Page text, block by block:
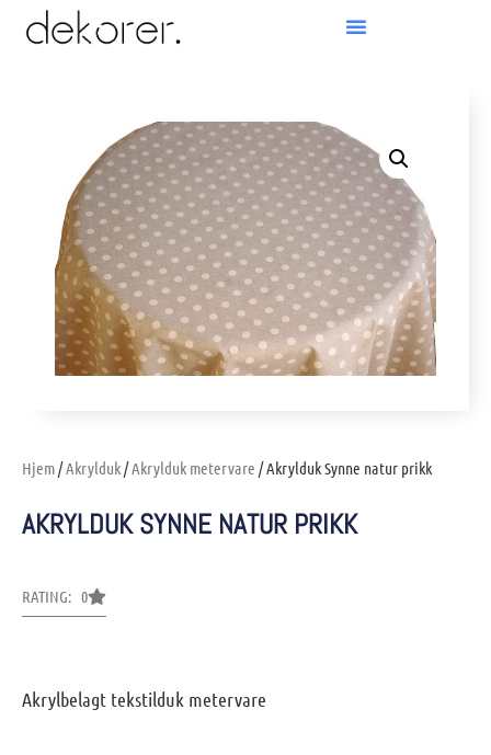
Hjem/Akrylduk/Akrylduk metervare / Akrylduk Synne natur prikk
AKRYLDUK SYNNE NATUR PRIKK
RATING: 0
Akrylbelagt tekstilduk metervare